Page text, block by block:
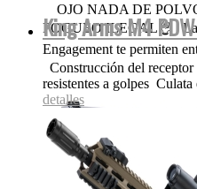
OJO NADA DE
FOGUEO ILEGAL👌
Engagement te permiten
King Arms M4
Construcción del
resistentes a golpes
detalles